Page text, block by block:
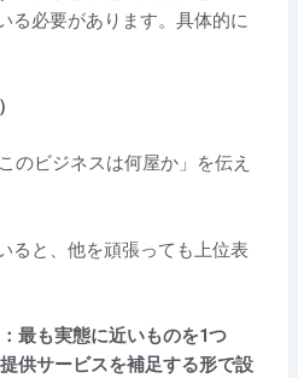
る必要があります。具体的に
のビジネスは何屋か」を伝え
ると、他を頑張っても上位表
最も実態に近いものを1つ
供サービスを補足する形で設